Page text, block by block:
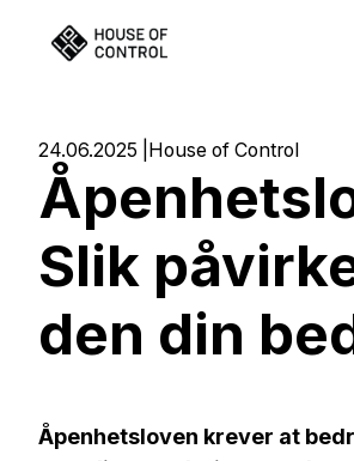
24.06.2025 House of Control
Slik
den din
Åpenhetsloven krever at